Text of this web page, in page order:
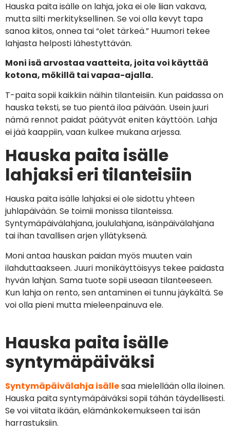
Hauska paita isälle on lahja, joka ei ole liian vakava,
mutta silti merkityksellinen. Se voi olla kevyt tapa
sanoa kiitos, onnea tai “olet tärkeä.” Huumori tekee
lahjasta helposti lähestyttävän.
Moni isä arvostaa vaatteita, joita voi käyttää
kotona, mökillä tai vapaa-ajalla.
T-paita sopii kaikkiin näihin tilanteisiin. Kun paidassa on
hauska teksti, se tuo pientä iloa päivään. Usein juuri
nämä rennot paidat päätyvät eniten käyttöön. Lahja
ei jää kaappiin, vaan kulkee mukana arjessa.
Hauska paita isälle
lahjaksi eri tilanteisiin
Hauska paita isälle lahjaksi ei ole sidottu yhteen
juhlapäivään. Se toimii monissa tilanteissa.
Syntymäpäivälahjana, joululahjana, isänpäivälahjana
tai ihan tavallisen arjen yllätyksenä.
Moni antaa hauskan paidan myös muuten vain
ilahduttaakseen. Juuri monikäyttöisyys tekee paidasta
hyvän lahjan. Sama tuote sopii useaan tilanteeseen.
Kun lahja on rento, sen antaminen ei tunnu jäykältä. Se
voi olla pieni mutta mieleenpainuva ele.
Hauska paita isälle
syntymäpäiväksi
Syntymäpäivälahja isällesaa mielellään olla iloinen.
Hauska paita syntymäpäiväksi sopii tähän täydellisesti.
Se voi viitata ikään, elämänkokemukseen tai isän
harrastuksiin.